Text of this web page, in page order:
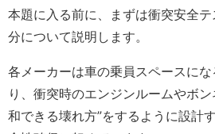
本題に入る前に、まずは衝突安全
分について説明します。
各メーカーは車の乗員スペースに
り、衝突時のエンジンルームやボ
和できる壊れ方”をするように設計